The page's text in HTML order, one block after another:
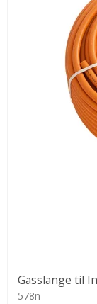
Gasslange til
578n